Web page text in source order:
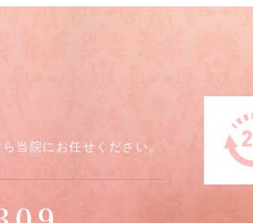
当院にお任せください。